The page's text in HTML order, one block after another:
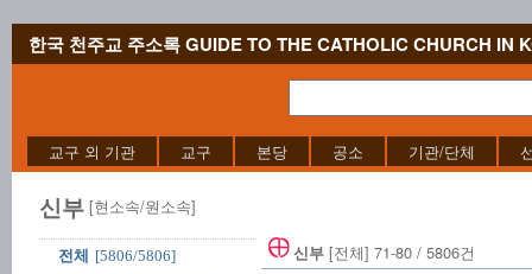
한국 천주교 주소록 GUIDE TO THE CATHOLIC CHURCH IN
교구 외 기관 교구 본당 공소 기관/단체
신부 [현소속/원소속]
전체
[5806/5806]
신부 [전체] 71-80 / 5806건